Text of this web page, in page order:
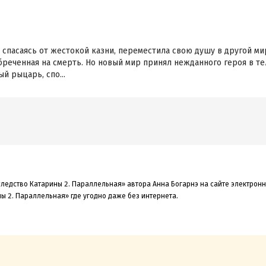
от жестокой казни, переместила свою душу в другой
на смерть. Но новый мир принял нежданного героя в
рыцарь, спо...
Катарины 2. Параллельная» автора Анна Богарнэ на сайте
2. Параллельная» где угодно даже без интернета.